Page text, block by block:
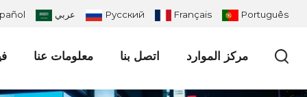
عربي Русский Français Português
معلومات عنا اتصل بنا مركز الموارد